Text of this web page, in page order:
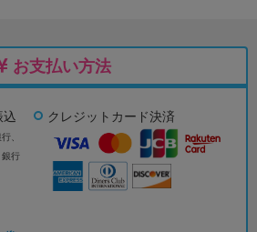
お支払い方法
込
、
銀行
クレジットカード決済